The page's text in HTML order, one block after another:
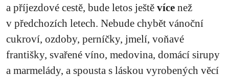
a příjezdové cestě, bude letos ještě více než
v předchozích letech. Nebude chybět vánoční
cukroví, ozdoby, perníčky, jmelí, voňavé
františky, svařené víno, medovina, domácí sirupy
a marmelády, a spousta s láskou vyrobených věcí